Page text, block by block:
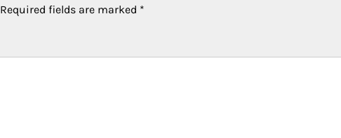
Required fields are marked *